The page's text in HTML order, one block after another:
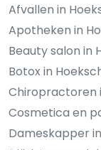
Afvallen in
Apotheken in
Beauty salon in
Botox in
Chiropractoren
Cosmetica en
Dameskapper